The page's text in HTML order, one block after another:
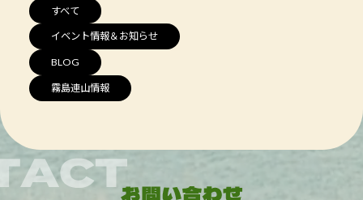
すべて
イベント情報＆お知らせ
BLOG
霧島連山情報